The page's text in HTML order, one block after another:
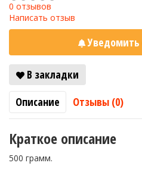
0 отзывов
Написать отзыв
Уведомить
В закладки
Описание
Отзывы (0)
Краткое описание
500 грамм.